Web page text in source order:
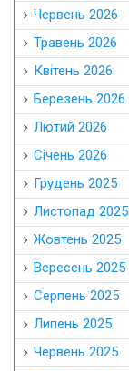
Червень 2026
Травень 2026
Квітень 2026
Березень 2026
Лютий 2026
Січень 2026
Грудень 2025
Листопад 2025
Жовтень 2025
Вересень 2025
Серпень 2025
Липень 2025
Червень 2025